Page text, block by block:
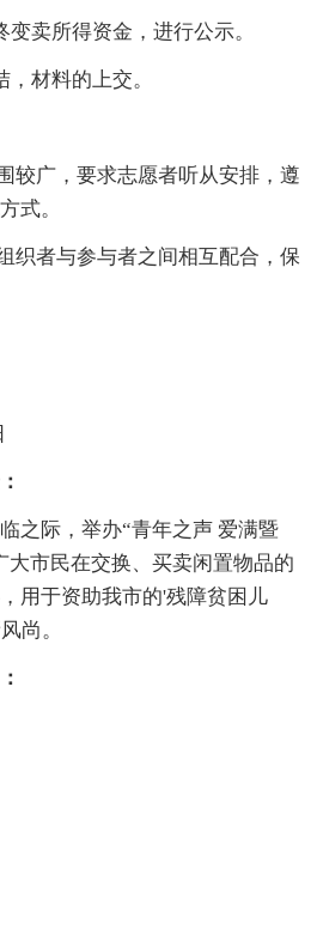
卖所得资金，进行公示。
材料的上交。
广，要求志愿者听从安排，遵
式。
者与参与者之间相互配合，保
际，举办“青年之声 爱满暨
大市民在交换、买卖闲置物品的
用于资助我市的'残障贫困儿
尚。